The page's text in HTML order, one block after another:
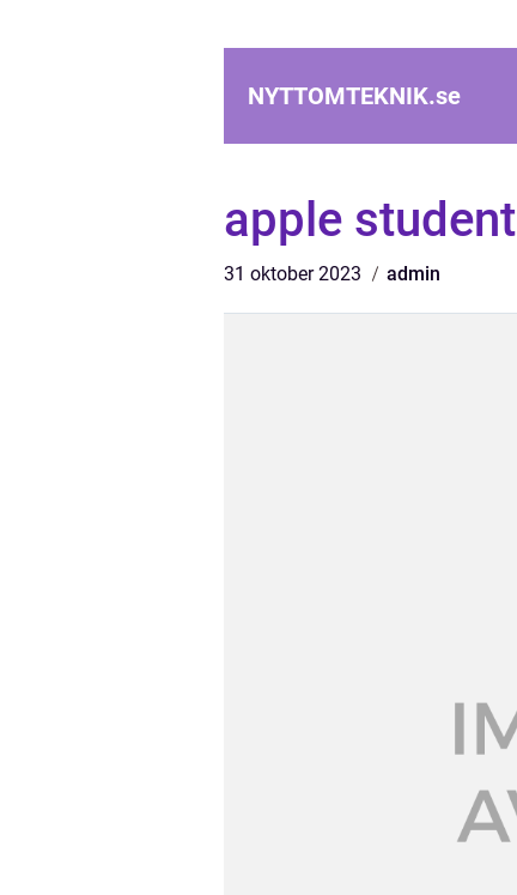
NYTTOMTEKNIK.se
apple student
31 oktober 2023 admin